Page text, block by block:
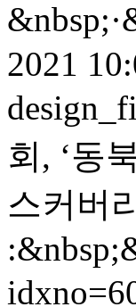
2021
회, ‘동
스커버